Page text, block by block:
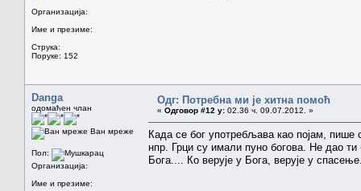
Организација:
Име и презиме:
Струка:
Поруке: 152
Danga
одомаћен члан
Ван мреже
Пол:
Организација:
Име и презиме:
Одг: Потребна ми је хитна помоћ
« Одговор #12 у: 02.36 ч. 09.07.2012. »
Када се бог употребљава као појам,
нпр. Грци су имали пуно богова. Не дао
Бога.... Ко верује у Бога, верује у